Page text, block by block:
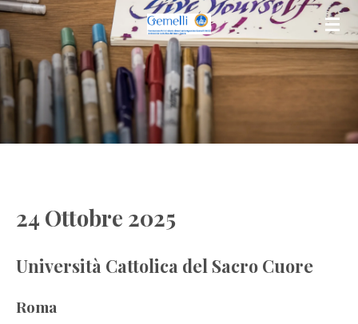
Vai
al
contenuto
principale
24 Ottobre 2025
Università Cattolica del Sacro Cuore
Roma